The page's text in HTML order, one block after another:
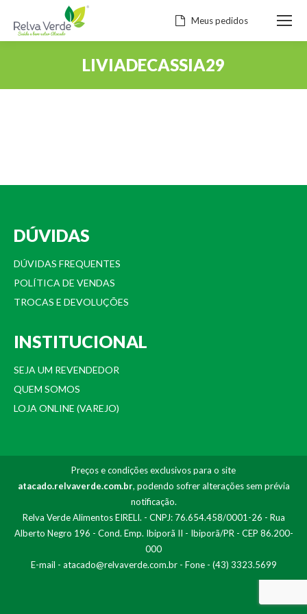
Meus pedidos
LIVIADECASSIA29
DÚVIDAS
DÚVIDAS FREQUENTES
POLÍTICA DE VENDAS
TROCAS E DEVOLUÇÕES
INSTITUCIONAL
SEJA UM REVENDEDOR
QUEM SOMOS
LOJA ONLINE (VAREJO)
Preços e condições exclusivos para o site
atacado.relvaverde.com.br, podendo sofrer alterações sem prévia
notificação.
Relva Verde Alimentos EIRELI. - CNPJ: 76.654.458/0001-26 - Rua
Alberto Negro 196 - Cond. Emp. Ibiporã II - Ibiporã/PR - CEP 86.200-
000
E-mail - atacado@relvaverde.com.br- Fone - (43) 3323.5699